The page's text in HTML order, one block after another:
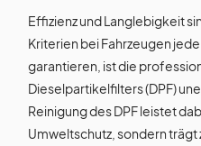
Effizienz und Langlebigkeit
Kriterien bei Fahrzeugen
garantieren, ist die
Dieselpartikelfilters (DPF)
Reinigung des DPF leistet
Umweltschutz, sondern trägt